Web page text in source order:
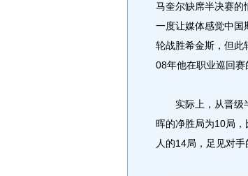
马奎尔缺席半决赛的
一度让媒体感觉中国
轮战胜希金斯，但此
08年他在职业巡回赛
实际上，从晋级半
晖的净胜局为10局
人的14局，足见对手